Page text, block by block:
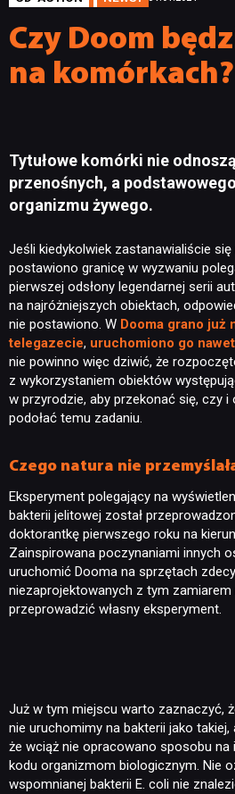
Czy Doom
na komórkach?
Tytułowe komórki nie
przenośnych, a
organizmu żywego.
Jeśli kiedykolwiek zastanawialiście się
postawiono granicę w wyzwaniu
pierwszej odsłony legendarnej serii
na najróżniejszych obiektach,
nie postawiono. W Dooma grano już
telegazecie, uruchomiono go
nie powinno więc dziwić, że
z wykorzystaniem obiektów
w przyrodzie, aby przekonać się, czy i
podołać temu zadaniu.
Czego natura nie
Eksperyment polegający na
bakterii jelitowej został
doktorantkę pierwszego roku na
Zainspirowana poczynaniami innych
uruchomić Dooma na sprzętach
niezaprojektowanych z tym zamiarem
przeprowadzić własny eksperyment.
Już w tym miejscu warto zaznaczyć,
nie uruchomimy na bakterii jako
że wciąż nie opracowano sposobu
kodu organizmom biologicznym. Nie
wspomnianej bakterii E. coli nie